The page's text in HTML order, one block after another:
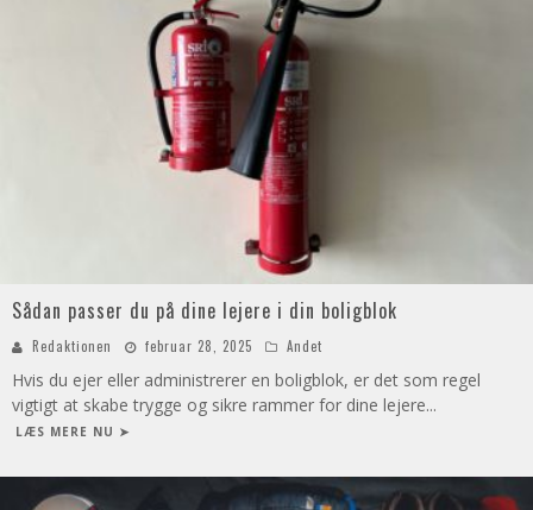
Sådan passer du på dine lejere i din boligblok
Redaktionen februar 28, 2025 Andet
Hvis du ejer eller administrerer en boligblok, er det som regel
vigtigt at skabe trygge og sikre rammer for dine lejere...
LÆS MERE NU ➤